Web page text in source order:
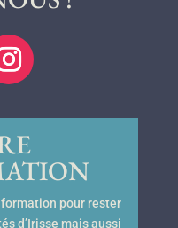
pour rester
d’Irisse mais aussi